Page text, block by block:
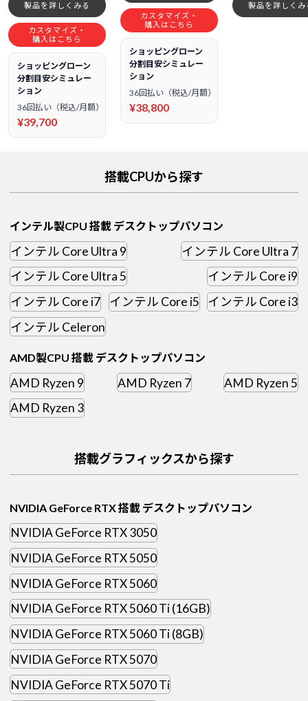
製品を詳しくみる
カスタマイズ・
購入はこちら
ショッピングローン
分割目安シミュレー
ション
36回払い（税込/月額）
¥39,700
カスタマイズ・
購入はこちら
ショッピングローン
分割目安シミュレー
ション
36回払い（税込/月額）
¥38,800
製品を詳しくみ
搭載CPUから探す
インテル製CPU 搭載 デスクトップパソコン
インテル Core Ultra 9
インテル Core Ultra 7
インテル Core Ultra 5
インテル Core i9
インテル Core i7
インテル Core i5
インテル Core i3
インテル Celeron
AMD製CPU 搭載 デスクトップパソコン
AMD Ryzen 9 AMD Ryzen 7
AMD Ryzen 5
AMD Ryzen 3
搭載グラフィックスから探す
NVIDIA GeForce RTX 搭載 デスクトップパソコン
NVIDIA GeForce RTX 3050
NVIDIA GeForce RTX 5050
NVIDIA GeForce RTX 5060
NVIDIA GeForce RTX 5060 Ti (16GB)
NVIDIA GeForce RTX 5060 Ti (8GB)
NVIDIA GeForce RTX 5070
NVIDIA GeForce RTX 5070 Ti